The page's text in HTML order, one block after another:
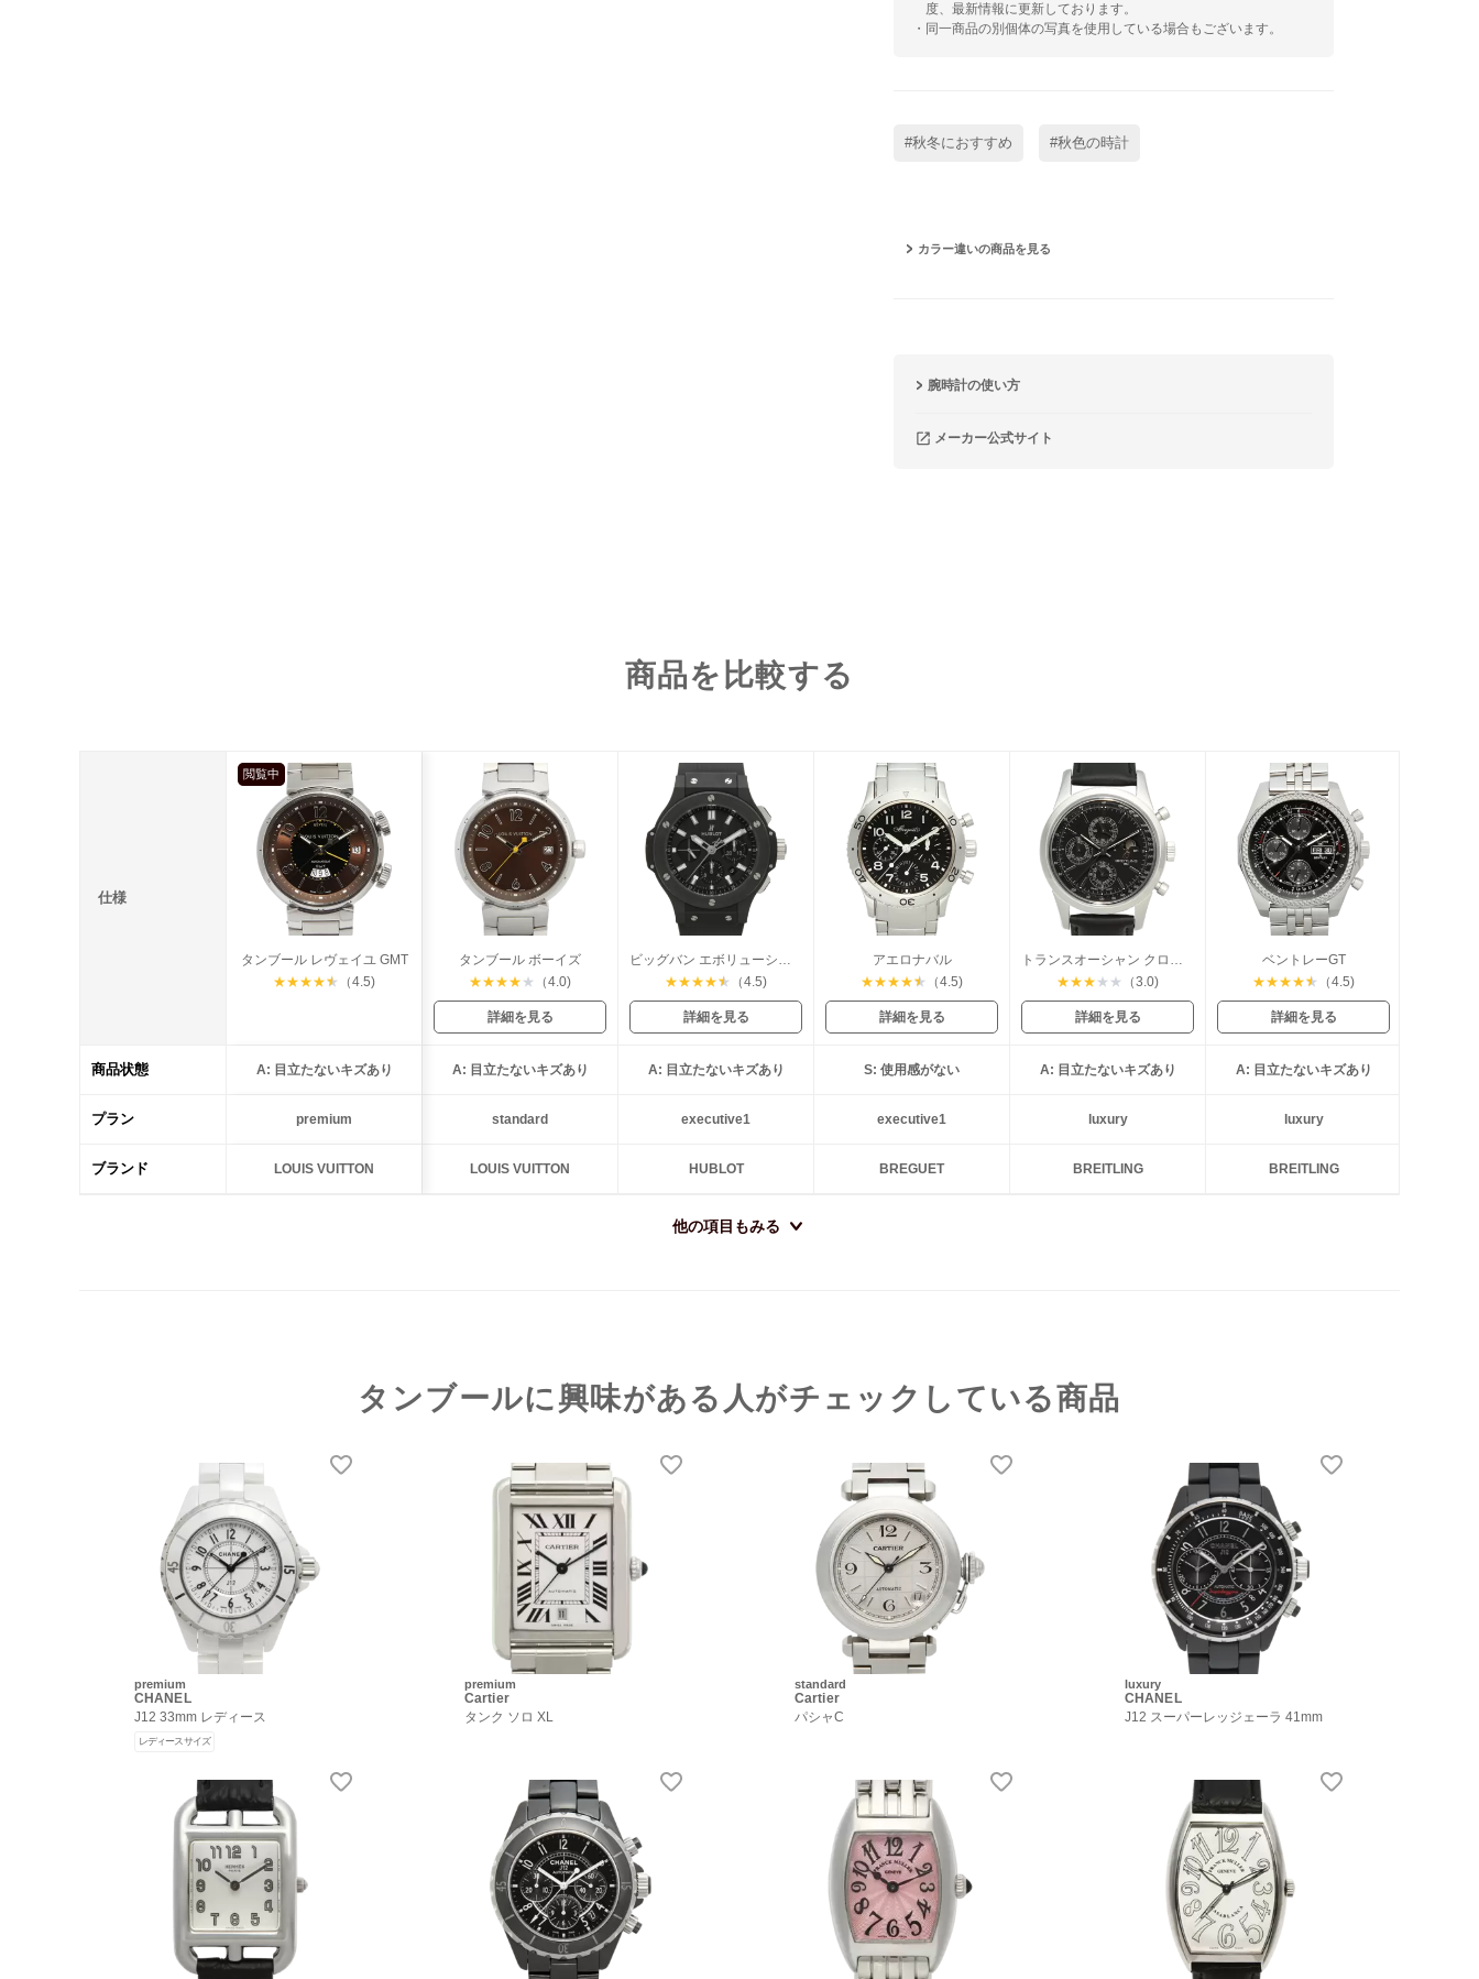
度、最新情報に更新しております。
・同一商品の別個体の写真を使用している場合もございます。
#秋冬におすすめ #秋色の時計
カラー違いの商品を見る
腕時計の使い方
メーカー公式サイト
商品を比較する
仕様
閲覧中
タンブール レヴェイユ GMT
★★★★★ （4.5)
タンブール ボーイズ
★★★★ ★ （4.0)
詳細を見る
ビッグバン エボリューションブラックマジック
★★★★★ （4.5)
詳細を見る
アエロナバル
★★★★★ （4.5)
詳細を見る
トランスオーシャン クロノグラフ
★★★ ★ ★ （3.0)
詳細を見る
ベントレーGT
★★★★★ （4.5)
詳細を見る
商品状態 A: 目立たないキズあり A: 目立たないキズあり A: 目立たないキズあり S: 使用感がない A: 目立たないキズあり A: 目立たないキズあり
プラン premium standard executive1 executive1 luxury luxury
ブランド LOUIS VUITTON LOUIS VUITTON HUBLOT BREGUET BREITLING BREITLING
他の項目もみる
タンブールに興味がある人がチェックしている商品
premium
CHANEL
J12 33mm レディース
レディースサイズ
premium
Cartier
タンク ソロ XL
standard
Cartier
パシャC
luxury
CHANEL
J12 スーパーレッジェーラ 41mm